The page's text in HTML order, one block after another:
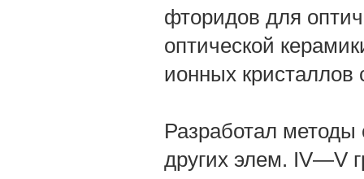
фторидов для
оптической
ионных
Разработал методы
других элем. IV—V